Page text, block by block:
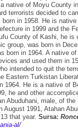
of Moyu County
terrorists decided to
in 1958. He is
in 1999 and the
County of Kashi, he
was born in
in 1964. A native
and used them in
intended to quit the
Turkistan
He is a native of
he and other
male, of
1991, Atahan
that year. Sursa:
al/